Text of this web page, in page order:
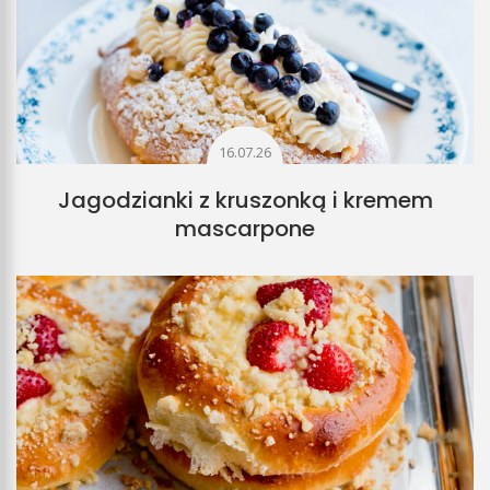
16.07.26
Jagodzianki z kruszonką i kremem
mascarpone